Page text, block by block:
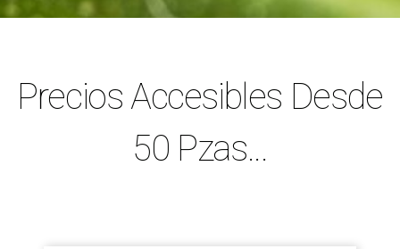
Precios Accesibles Desde
50 Pzas...